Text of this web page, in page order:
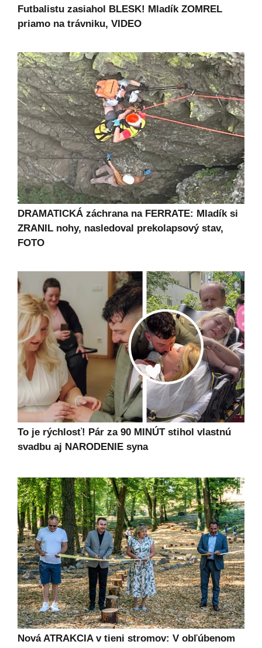
Futbalistu zasiahol BLESK! Mladík ZOMREL
priamo na trávniku, VIDEO
DRAMATICKÁ záchrana na FERRATE: Mladík si
ZRANIL nohy, nasledoval prekolapsový stav,
FOTO
To je rýchlosť! Pár za 90 MINÚT stihol vlastnú
svadbu aj NARODENIE syna
Nová ATRAKCIA v tieni stromov: V obľúbenom